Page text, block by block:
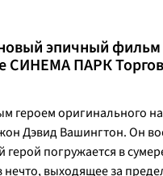
эпичный
СИНЕМА ПАРК
героем оригинального
Дэвид Вашингтон. Он
герой погружается в
нечто, выходящее за